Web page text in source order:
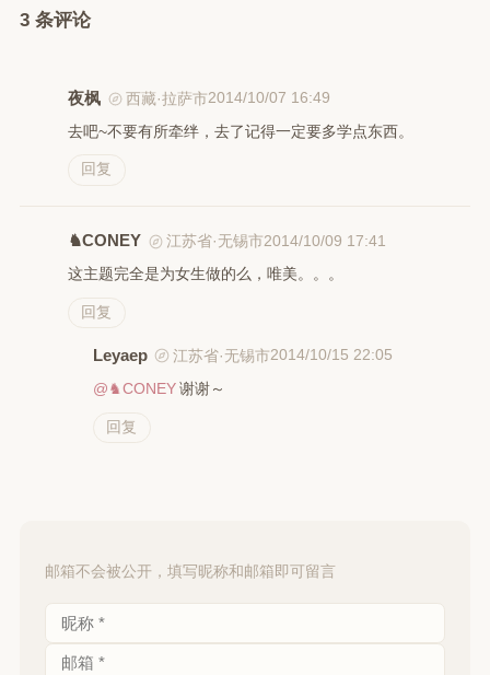
3 条评论
夜枫 西藏·拉萨市2014/10/07 16:49
去吧~不要有所牵绊，去了记得一定要多学点东西。
回复
♞CONEY 江苏省·无锡市2014/10/09 17:41
这主题完全是为女生做的么，唯美。。。
回复
Leyaep 江苏省·无锡市2014/10/15 22:05
@♞CONEY 谢谢～
回复
邮箱不会被公开，填写昵称和邮箱即可留言